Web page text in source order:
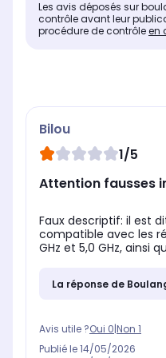
Les avis déposés sur
contrôle avant leur
procédure de contrôleen
Bilou
1/5
Attention fausses
Faux descriptif: il est
compatible avec les
GHz et 5,0 GHz, ainsi
La réponse de
Avis utile ?Oui 0|Non 1
Publié le14/05/2026